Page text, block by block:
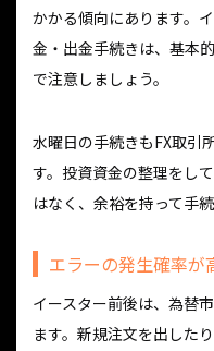
かかる傾向にあります。
金・出金手続きは、基本
で注意しましょう。
水曜日の手続きもFX取引
す。投資資金の整理をし
はなく、余裕を持って手
エラーの発生確率が
イースター前後は、為替
ます。新規注文を出した